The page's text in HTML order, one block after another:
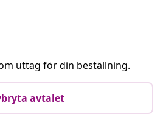
uttag för din beställning.
avtalet